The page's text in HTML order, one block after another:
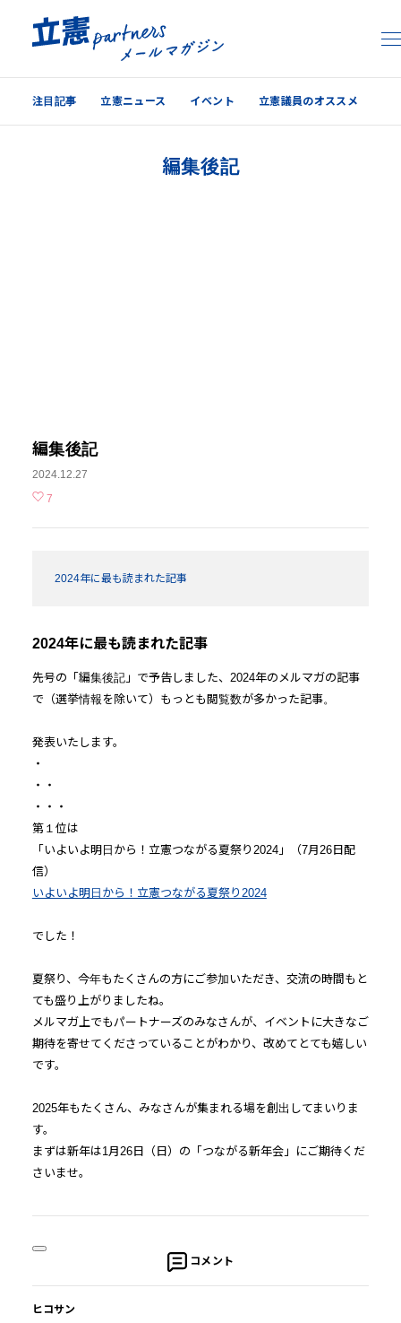
注目記事 立憲ニュース イベント 立憲議員のオススメ
編集後記
編集後記
2024.12.27
7
2024年に最も読まれた記事
2024年に最も読まれた記事
先号の「編集後記」で予告しました、2024年のメルマガの記事
で（選挙情報を除いて）もっとも閲覧数が多かった記事。
発表いたします。
・
・・
・・・
第１位は
「いよいよ明日から！立憲つながる夏祭り2024」（7月26日配
信）
いよいよ明日から！立憲つながる夏祭り2024
でした！
夏祭り、今年もたくさんの方にご参加いただき、交流の時間もと
ても盛り上がりましたね。
メルマガ上でもパートナーズのみなさんが、イベントに大きなご
期待を寄せてくださっていることがわかり、改めてとても嬉しい
です。
2025年もたくさん、みなさんが集まれる場を創出してまいりま
す。
まずは新年は1月26日（日）の「つながる新年会」にご期待くだ
さいませ。
コメント
ヒコサン